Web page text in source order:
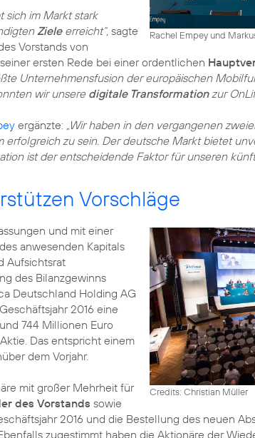
Rachel Empey und
sich im Markt stark
Zieleerreicht“, sagte
Vorstands von
ersten Rede bei einer ordentlichen
Unternehmensfusion der europäischen
wir unsere digitale Transformationzur
ergänzte: „Wir haben in den vergangenen
erfolgreich zu sein. Der deutsche Markt bietet
ist der entscheidende Faktor für unseren
Vorschläge
Credits: Christian Müller
und mit einer
anwesenden Kapitals
Aufsichtsrat
des Bilanzgewinns
Deutschland Holding AG
2016 eine
744 Millionen Euro
Das entspricht einem
dem Vorjahr.
mit großer Mehrheit für
des Vorstands sowie
2016 und die Bestellung des neuen
zugestimmt haben die Aktionäre der